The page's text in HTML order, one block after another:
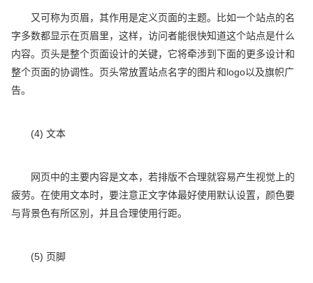
又可称为页眉，其作用是定义页面的主题。比如一个站点的名
字多数都显示在页眉里，这样，访问者能很快知道这个站点是什么
内容。页头是整个页面设计的关键，它将牵涉到下面的更多设计和
整个页面的协调性。页头常放置站点名字的图片和logo以及旗帜广
告。
(4) 文本
网页中的主要内容是文本，若排版不合理就容易产生视觉上的
疲劳。在使用文本时，要注意正文字体最好使用默认设置，颜色要
与背景色有所区別，并且合理使用行距。
(5) 页脚